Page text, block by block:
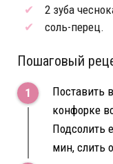
2 зуба
соль-перец.
Пошаговый
Поставить
конфорке
Подсолить
мин, слить